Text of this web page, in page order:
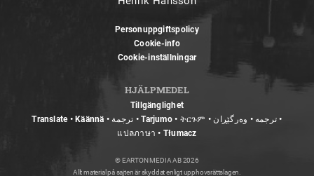
Personuppgiftspolicy
Cookie-info
Cookie-inställningar
HJÄLPMEDEL
Tillgänglighet
Translate • Käännä • ترجمة • Tarjumo • ትርጉም • ترجمه • وەرگێڕان •
แปลภาษา • Tłumacz
© EARTON MEDIA AB 2026
Allt material på sajten är skyddat enligt upphovsrättslagen.